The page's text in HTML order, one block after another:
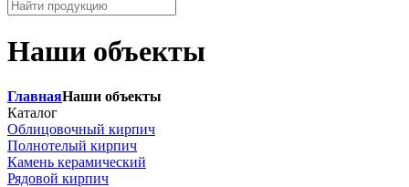
Наши объекты
ГлавнаяНаши объекты
Каталог
Облицовочный кирпич
Полнотелый кирпич
Камень керамический
Рядовой кирпич